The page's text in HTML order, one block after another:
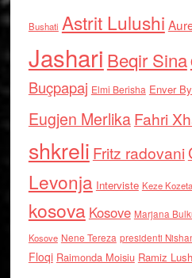
Bushati Astrit Lulushi
Jashari Beqir Sina
Buçpapaj Elmi Berisha Enver
Eugjen MerlikaFahri
shkreli Fritz radovani
Levonja Interviste Keze
kosova Kosove Marjana
Kosove Nene Tereza presidenti
Floqi Raimonda Moisiu Ramiz